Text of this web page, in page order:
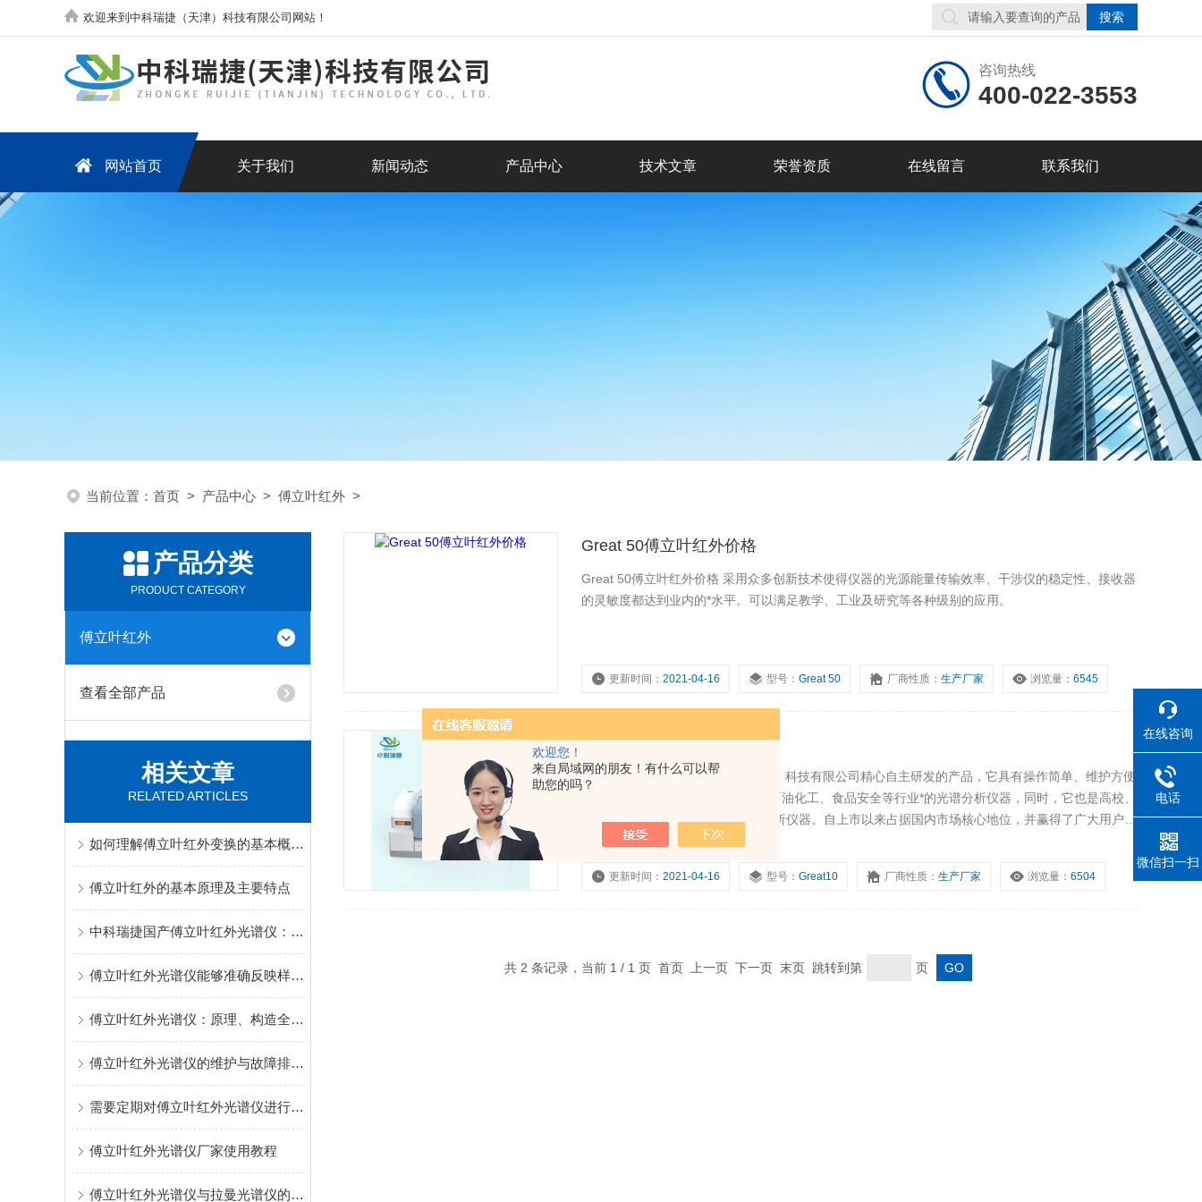
欢迎您！
来自局域网的朋友！有什么可以帮
助您的吗？
欢迎来到中科瑞捷（天津）科技有限公司网站！
咨询热线
400-022-3553
网站首页 关于我们 新闻动态 产品中心 技术文章 荣誉资质 在线留言 联系我们
当前位置： 首页 > 产品中心 > 傅立叶红外 >
产品分类
PRODUCT CATEGORY
傅立叶红外
查看全部产品
相关文章
RELATED ARTICLES
如何理解傅立叶红外变换的基本概念？
傅立叶红外的基本原理及主要特点
中科瑞捷国产傅立叶红外光谱仪：核心技术自主可控，价格亲民更适配国情
傅立叶红外光谱仪能够准确反映样品的分子结构特征
傅立叶红外光谱仪：原理、构造全景解析
傅立叶红外光谱仪的维护与故障排除指南
需要定期对傅立叶红外光谱仪进行专业校准
傅立叶红外光谱仪厂家使用教程
傅立叶红外光谱仪与拉曼光谱仪的区别有哪些？
Great 50傅立叶红外价格
Great 50傅立叶红外价格 采用众多创新技术使得仪器的光源能量传输效率、干涉仪的稳定性、接收器
的灵敏度都达到业内的*水平。可以满足教学、工业及研究等各种级别的应用。
更新时间：2021-04-16 型号：Great 50 厂商性质：生产厂家 浏览量：6545
Great10傅立叶红外厂家
傅立叶红外厂家 是中科瑞捷（天津）科技有限公司精心自主研发的产品，它具有操作简单、维护方便
等特点，是材料科学、生物医药、石油化工、食品安全等行业*的光谱分析仪器，同时，它也是高校、
研究所等机构相关专业*的实验室分析仪器。自上市以来占据国内市场核心地位，并赢得了广大用户的
支持与信赖。
更新时间：2021-04-16 型号：Great10 厂商性质：生产厂家 浏览量：6504
共 2 条记录，当前 1 / 1 页 首页 上一页 下一页 末页 跳转到第 页
在线咨询
电话
微信扫一扫